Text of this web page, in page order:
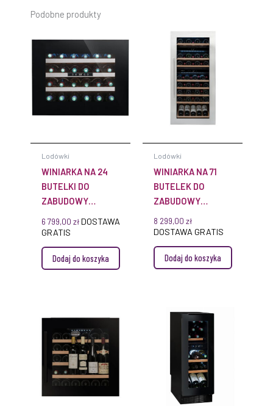
Podobne produkty
Lodówki
WINIARKA NA 24
BUTELKI DO
ZABUDOWY
6 799,00 zł DOSTAWA
GRATIS
Dodaj do koszyka
Lodówki
WINIARKA NA 71
BUTELEK DO
ZABUDOWY
AVI94X3Z
8 299,00 zł
DOSTAWA GRATIS
Dodaj do koszyka